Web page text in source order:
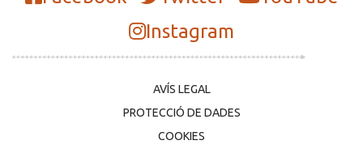
Instagram
AVÍS LEGAL
PROTECCIÓ DE DADES
COOKIES